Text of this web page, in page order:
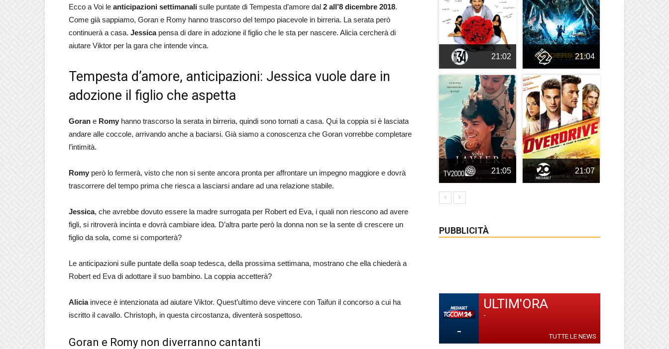
Ecco a Voi le anticipazioni settimanali sulle puntate di Tempesta d’amore dal 2 all’8 dicembre 2018.
Come già sappiamo, Goran e Romy hanno trascorso del tempo piacevole in birreria. La serata però
continuerà a casa. Jessicapensa di dare in adozione il figlio che le sta per nascere. Alicia cercherà di
aiutare Viktor per la gara che intende vinca.
Tempesta d’amore, anticipazioni: Jessica vuole dare in
adozione il figlio che aspetta
Goran e Romy hanno trascorso la serata in birreria, quindi sono tornati a casa. Qui la coppia si è lasciata
andare alle coccole, arrivando anche a baciarsi. Già siamo a conoscenza che Goran vorrebbe completare
l’intimità.
Romy però lo fermerà, visto che non si sente ancora pronta per affrontare un impegno maggiore e dovrà
trascorrere del tempo prima che riesca a lasciarsi andare ad una relazione stabile.
Jessica, che avrebbe dovuto essere la madre surrogata per Robert ed Eva, i quali non riescono ad avere
figli, si ritroverà incinta e dovrà cambiare idea. D’altra parte però la donna non se la sente di crescere un
figlio da sola, come si comporterà?
Le anticipazioni sulle puntate della soap tedesca, della prossima settimana, mostrano che ella chiederà a
Robert ed Eva di adottare il suo bambino. La coppia accetterà?
Aliciainvece è intenzionata ad aiutare Viktor. Quest’ultimo deve vincere con Taifun il concorso a cui ha
iscritto il cavallo. Christoph, in questa circostanza, diventerà sospettoso.
Goran e Romy non diverranno cantanti
21:02 21:04
21:05 21:07
PUBBLICITÀ
-
ULTIM'ORA
-
TUTTE LE NEWS